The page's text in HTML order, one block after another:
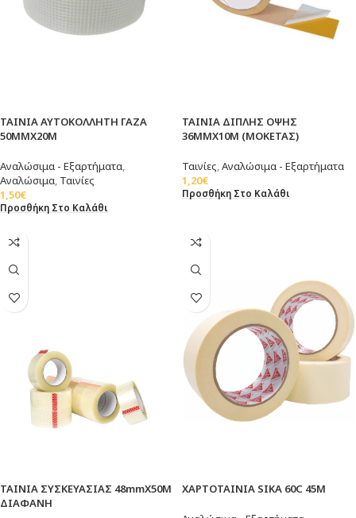
ΤΑΙΝΙΑ ΑΥΤΟΚΟΛΛΗΤΗ ΓΑΖΑ
50ΜΜΧ20Μ
Αναλώσιμα - Εξαρτήματα,
Αναλώσιμα, Ταινίες
1,50€
Προσθήκη Στο Καλάθι
ΤΑΙΝΙΑ ΔΙΠΛΗΣ ΟΨΗΣ
36MMX10Μ (ΜΟΚΕΤΑΣ)
Ταινίες,Αναλώσιμα - Εξαρτήματα
1,20€
Προσθήκη Στο Καλάθι
ΤΑΙΝΙΑ ΣΥΣΚΕΥΑΣΙΑΣ 48mmX50M
ΔΙΑΦΑΝΗ
ΧΑΡΤΟΤΑΙΝΙΑ SIKA 60C 45M